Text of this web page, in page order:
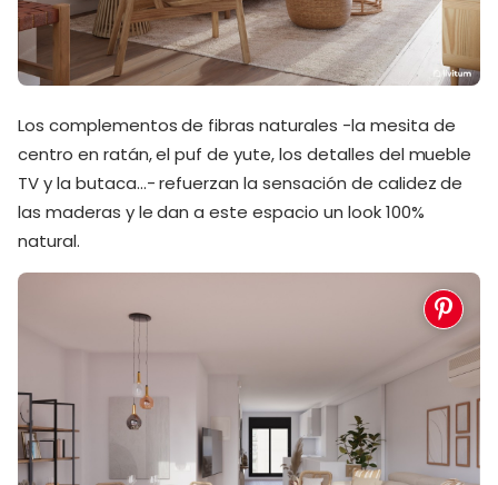
Los complementos de fibras naturales -la mesita de
centro en ratán, el puf de yute, los detalles del mueble
TV y la butaca…- refuerzan la sensación de calidez de
las maderas y le dan a este espacio un look 100%
natural.